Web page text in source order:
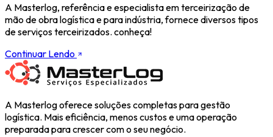
A Masterlog, referência e especialista em terceirização de
mão de obra logística e para indústria, fornece diversos tipos
de serviços terceirizados. conheça!
Continuar Lendo
A Masterlog oferece soluções completas para gestão
logística. Mais eficiência, menos custos e uma operação
preparada para crescer com o seu negócio.